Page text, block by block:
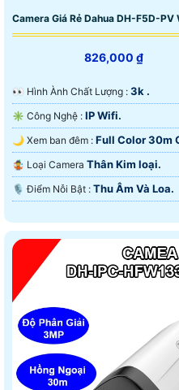
Camera Giá Rẻ Dahua DH-F5D-PV
826,000 ₫
️👀 Hình Ành Chất Lượng : 3k .
✳️ Công Nghệ : IP Wifi.
🌙 Xem ban đêm : Full Color 30m
🤹 Loại Camera Thân Kim loại.
️🎙 Điểm Nỗi Bật : Thu Âm Và Loa.